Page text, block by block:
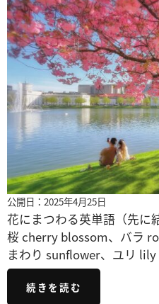
公開日：2025年4月25日
花にまつわる英単語（先に
桜 cherry blossom、バラ
まわり sunflower、ユリ
続きを読む